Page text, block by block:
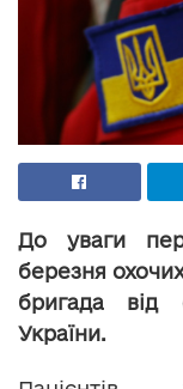
До уваги
березня
бригада від
України.